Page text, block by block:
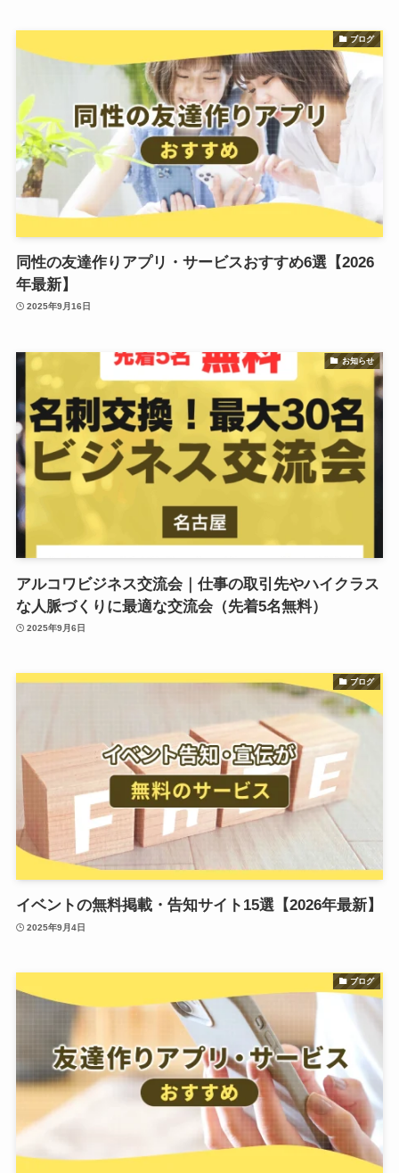
ブログ
同性の友達作りアプリ・サービスおすすめ6選【2026
年最新】
2025年9月16日
お知らせ
アルコワビジネス交流会｜仕事の取引先やハイクラス
な人脈づくりに最適な交流会（先着5名無料）
2025年9月6日
ブログ
イベントの無料掲載・告知サイト15選【2026年最新】
2025年9月4日
ブログ